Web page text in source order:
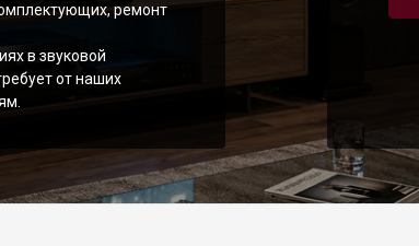
ремонт
в звуковой
от наших